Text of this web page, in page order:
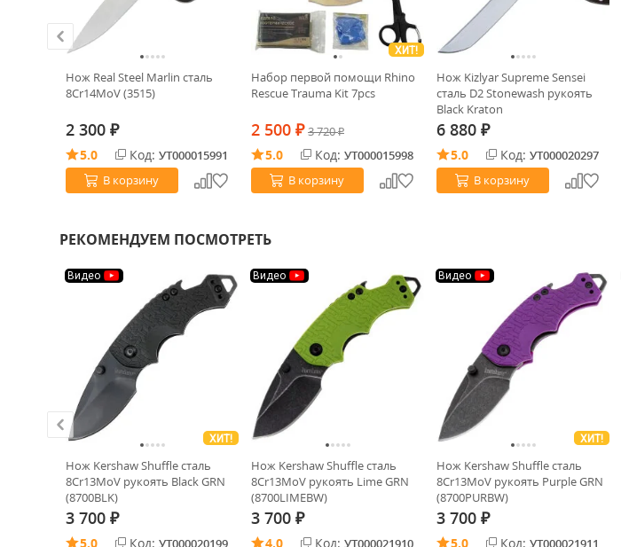
Нож Real Steel Marlin сталь
8Cr14MoV (3515)
2 300 ₽
5.0 Код: УТ000015991
В корзину
ХИТ!
Набор первой помощи Rhino
Rescue Trauma Kit 7pcs
2 500 ₽ 3 720₽
5.0 Код: УТ000015998
В корзину
Нож Kizlyar Supreme Sensei
сталь D2 Stonewash рукоять
Black Kraton
6 880 ₽
5.0 Код: УТ000020297
В корзину
РЕКОМЕНДУЕМ ПОСМОТРЕТЬ
Видео
ХИТ!
Нож Kershaw Shuffle cталь
8Cr13MoV рукоять Black GRN
(8700BLK)
3 700 ₽
5.0 Код: УТ000020199
Видео
Нож Kershaw Shuffle cталь
8Cr13MoV рукоять Lime GRN
(8700LIMEBW)
3 700 ₽
4.0 Код: УТ000021910
Видео
ХИТ!
Нож Kershaw Shuffle cталь
8Cr13MoV рукоять Purple GRN
(8700PURBW)
3 700 ₽
5.0 Код: УТ000021911